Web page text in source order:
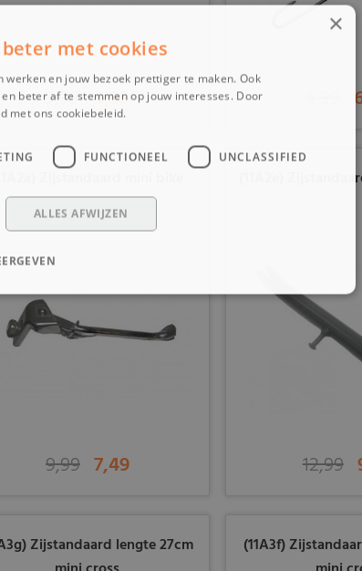
9,99 4,99
9,99 7,49
(11A2e)
12,99
Zijstandaard lengte 27cm
(11A3f)
×
met cookies
en jouw bezoek prettiger te maken. Ook
beter af te stemmen op jouw interesses. Door
met ons cookiebeleid.
FUNCTIONEEL UNCLASSIFIED
ALLES AFWIJZEN